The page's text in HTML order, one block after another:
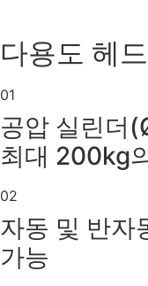
다용도 헤
01
공압 실린더
최대 200kg
02
자동 및 반자
가능